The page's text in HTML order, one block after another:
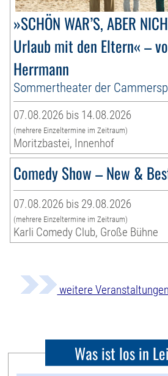
»SCHÖN WAR’S, ABER
Urlaub mit den Eltern« –
Herrmann
Sommertheater der
07.08.2026 bis 14.08.2026
(mehrere Einzeltermine im Zeitraum)
Moritzbastei, Innenhof
Comedy Show – New &
07.08.2026 bis 29.08.2026
(mehrere Einzeltermine im Zeitraum)
Karli Comedy Club, Große Bühne
weitere Veranstaltungen
Was ist los in